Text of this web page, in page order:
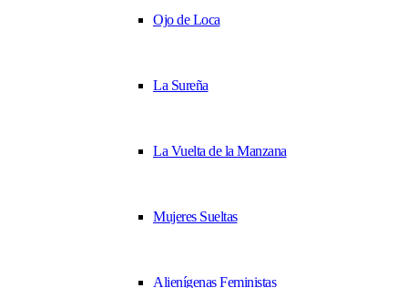
Ojo de Loca
La Sureña
La Vuelta de la Manzana
Mujeres Sueltas
Alienígenas Feministas